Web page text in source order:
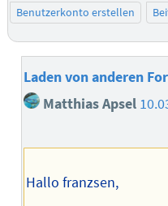
Benutzerkonto erstellen
Laden von anderen
Matthias Apsel
Hallo franzsen,